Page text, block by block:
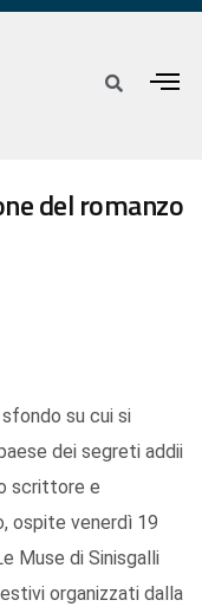
del romanzo
sfondo su cui si
dei segreti addii
scrittore e
ospite venerdì 19
Muse di Sinisgalli
organizzati dalla